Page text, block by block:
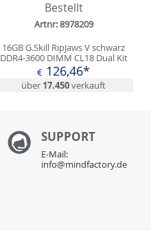
Bestellt
Artnr: 8978209
16GB G.Skill RipJaws V schwarz
DDR4-3600 DIMM CL18 Dual Kit
€ 126,46*
über 17.450verkauft
SUPPORT
E-Mail:
info@mindfactory.de